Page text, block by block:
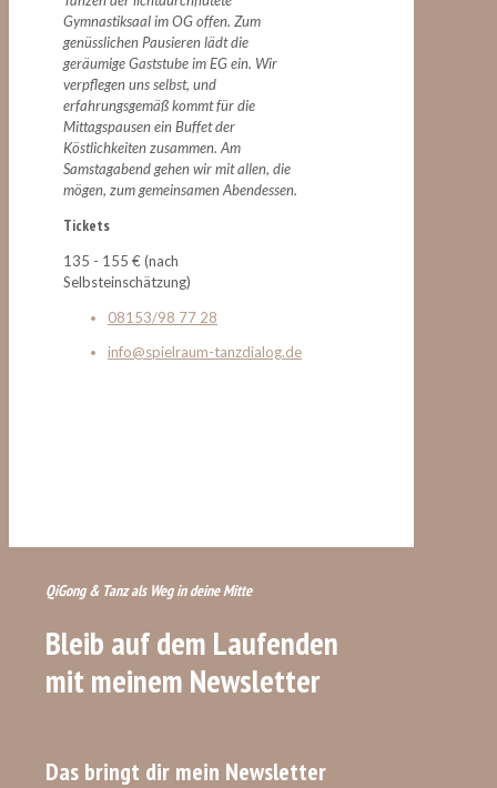
Gymnastiksaal im OG offen. Zum
genüsslichen Pausieren lädt die
geräumige Gaststube im EG ein. Wir
verpflegen uns selbst, und
erfahrungsgemäß kommt für die
Mittagspausen ein Buffet der
Köstlichkeiten zusammen. Am
Samstagabend gehen wir mit allen, die
mögen, zum gemeinsamen Abendessen.
Tickets
135 - 155 € (nach
Selbsteinschätzung)
08153/98 77 28
info@spielraum-tanzdialog.de
QiGong & Tanz als Weg in deine Mitte
Bleib auf dem Laufenden
mit meinem Newsletter
Das bringt dir mein Newsletter